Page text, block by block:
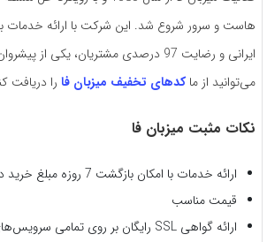
ایرانی و رضایت 97 درصدی مشتریان، یکی
می‌توانید از ماکدهای تخفیف میزبان فا را دریافت
نکات مثبت میزبان فا
ارائه خدمات با امکان بازگشت 7 روزه مبلغ خرید در صورت عدم رضایت
قیمت مناسب
ارائه گواهی SSL رایگان بر روی تمامی سرویس‌های میزبانی